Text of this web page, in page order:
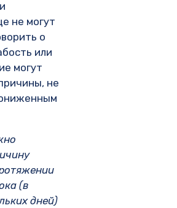
не могут
о
или
могут
не
(в
дней)